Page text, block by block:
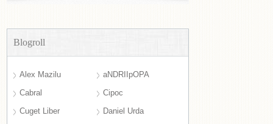
Blogroll
Alex Mazilu
aNDRIIpOPA
Cabral
Cipoc
Cuget Liber
Daniel Urda